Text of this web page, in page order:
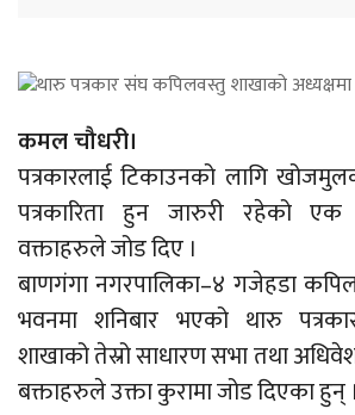
कमल चौधरी।
पत्रकारलाई टिकाउनको लागि
पत्रकारिता हुन जारुरी रहेको एक
वक्ताहरुले जोड दिए ।
बाणगंगा नगरपालिका–४ गजेहडा
भवनमा शनिबार भएको थारु
शाखाको तेस्रो साधारण सभा तथा
बक्ताहरुले उक्ता कुरामा जोड दिएका हुन् ।